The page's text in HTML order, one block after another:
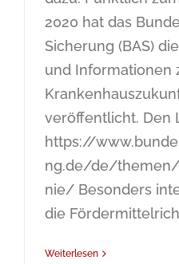
2020 hat das
Sicherung (BAS)
und Informationen
veröffentlicht. Den
https://
ng.de/de/
nie/ Besonders
die
Weiterlesen